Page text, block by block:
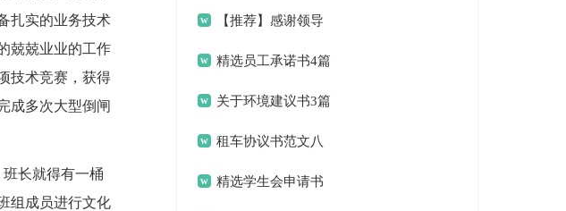
扎实的业务技术
兢兢业业的工作
技术竞赛，获得
成多次大型倒闸
长就得有一桶
组成员进行文化
教案【推荐】感谢领导
感谢信四篇
精选员工承诺书4篇
关于环境建议书3篇
租车协议书范文八
篇 精选学生会申请书